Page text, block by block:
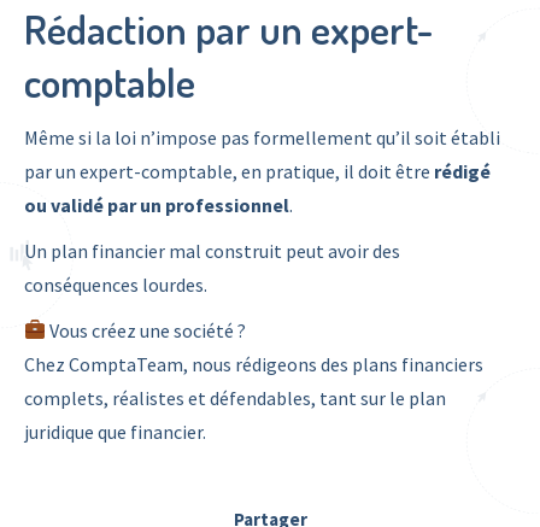
Rédaction par un expert-
comptable
Même si la loi n’impose pas formellement qu’il soit établi
par un expert-comptable, en pratique, il doit être rédigé
ou validé par un professionnel.
Un plan financier mal construit peut avoir des
conséquences lourdes.
Vous créez une société ?
Chez ComptaTeam, nous rédigeons des plans financiers
complets, réalistes et défendables, tant sur le plan
juridique que financier.
Partager